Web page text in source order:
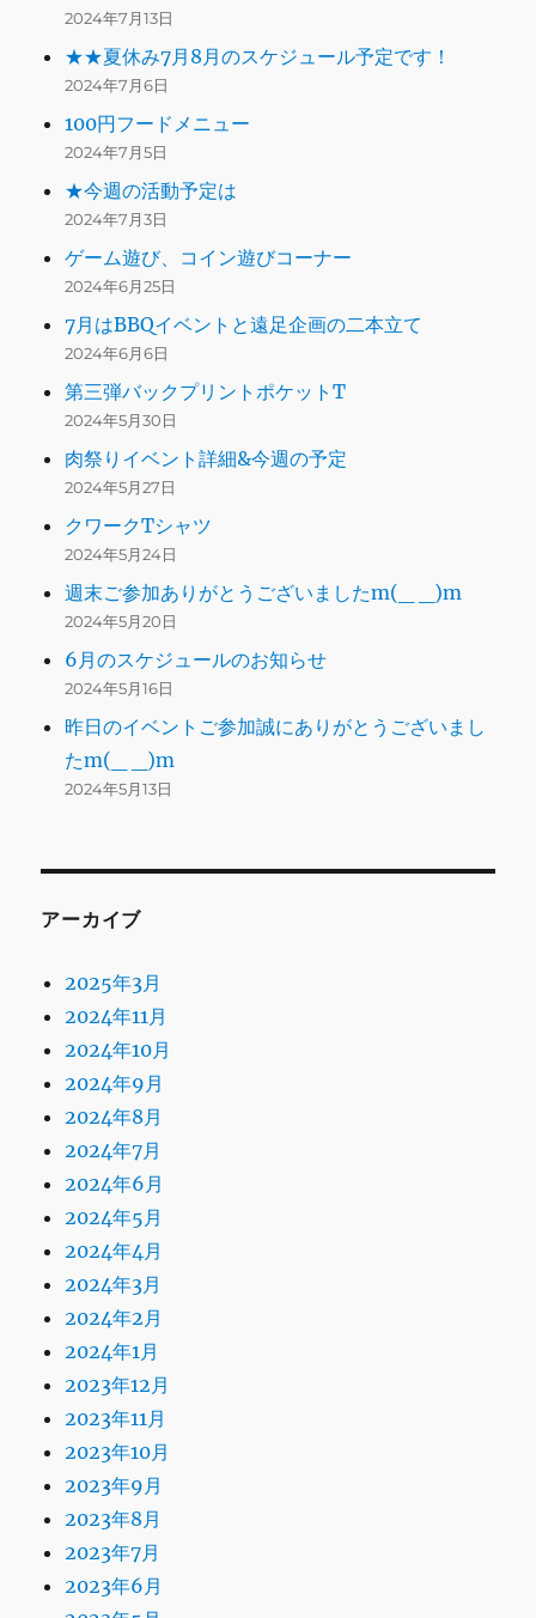
2024年7月13日
★★夏休み7月8月のスケジュール予定です！
2024年7月6日
100円フードメニュー
2024年7月5日
★今週の活動予定は
2024年7月3日
ゲーム遊び、コイン遊びコーナー
2024年6月25日
7月はBBQイベントと遠足企画の二本立て
2024年6月6日
第三弾バックプリントポケットT
2024年5月30日
肉祭りイベント詳細&今週の予定
2024年5月27日
クワークTシャツ
2024年5月24日
週末ご参加ありがとうございましたm(_ _)m
2024年5月20日
6月のスケジュールのお知らせ
2024年5月16日
昨日のイベントご参加誠にありがとうございまし
たm(_ _)m
2024年5月13日
アーカイブ
2025年3月
2024年11月
2024年10月
2024年9月
2024年8月
2024年7月
2024年6月
2024年5月
2024年4月
2024年3月
2024年2月
2024年1月
2023年12月
2023年11月
2023年10月
2023年9月
2023年8月
2023年7月
2023年6月